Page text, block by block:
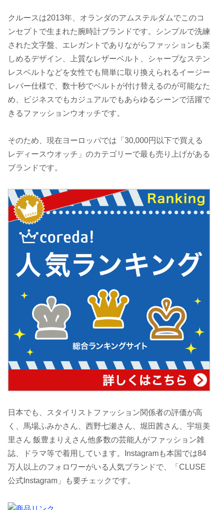
クルースは2013年、オランダのアムステルダムでこのコ
ンセプトで生まれた腕時計ブランドです。シンプルで洗練
された文字盤、エレガントでありながらファッションも楽
しめるデザイン、上質なレザーベルト、シャープなステン
レスベルトなどを女性でも簡単に取り換えられるイージー
レバー仕様で、数十秒でベルトが付け替えるのが可能なた
め、ビジネスでもカジュアルでもあらゆるシーンで活躍で
きるファッションウオッチです。
そのため、現在ヨーロッパでは「30,000円以下で買える
レディースウオッチ」のカテゴリーで最も売り上げがある
ブランドです。
日本でも、スタイリストファッション関係者の評価が高
く、馬場ふみかさん、西野七瀬さん、堀田茜さん、宇垣美
里さん 飯豊まりえさん他多数の芸能人がファッション雑
誌、ドラマ等で着用しています。Instagramも本国では84
万人以上のフォロワーがいる人気ブランドで、「CLUSE
公式Instagram」も要チェックです。